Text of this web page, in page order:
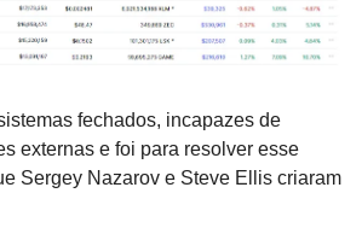
fechados, incapazes de
externas e foi para resolver esse
Sergey Nazarov e Steve Ellis criaram